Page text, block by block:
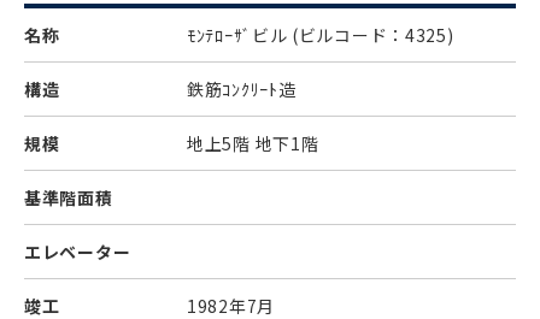
名称 ﾓﾝﾃﾛｰｻﾞビル (ビルコード：4325)
構造 鉄筋ｺﾝｸﾘｰﾄ造
規模 地上5階 地下1階
基準階面積
エレベーター
竣工 1982年7月